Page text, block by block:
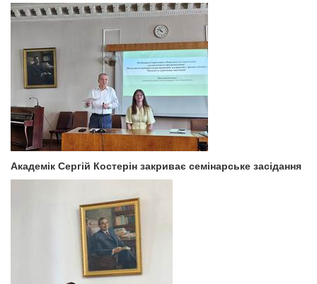
Академік Сергій Костерін закриває семінарське засідання